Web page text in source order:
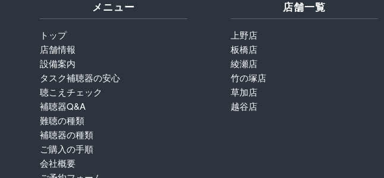
メニュー
トップ
店舗情報
設備案内
タスク補聴器の安心
聴こえチェック
補聴器Q&A
難聴の種類
補聴器の種類
ご購入の手順
会社概要
店舗一覧
上野店
板橋店
綾瀬店
竹の塚店
草加店
越谷店